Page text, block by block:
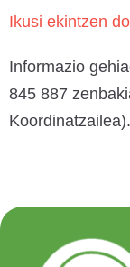
Ikusi ekintzen
Informazio
845 887
Koordinatzailea).